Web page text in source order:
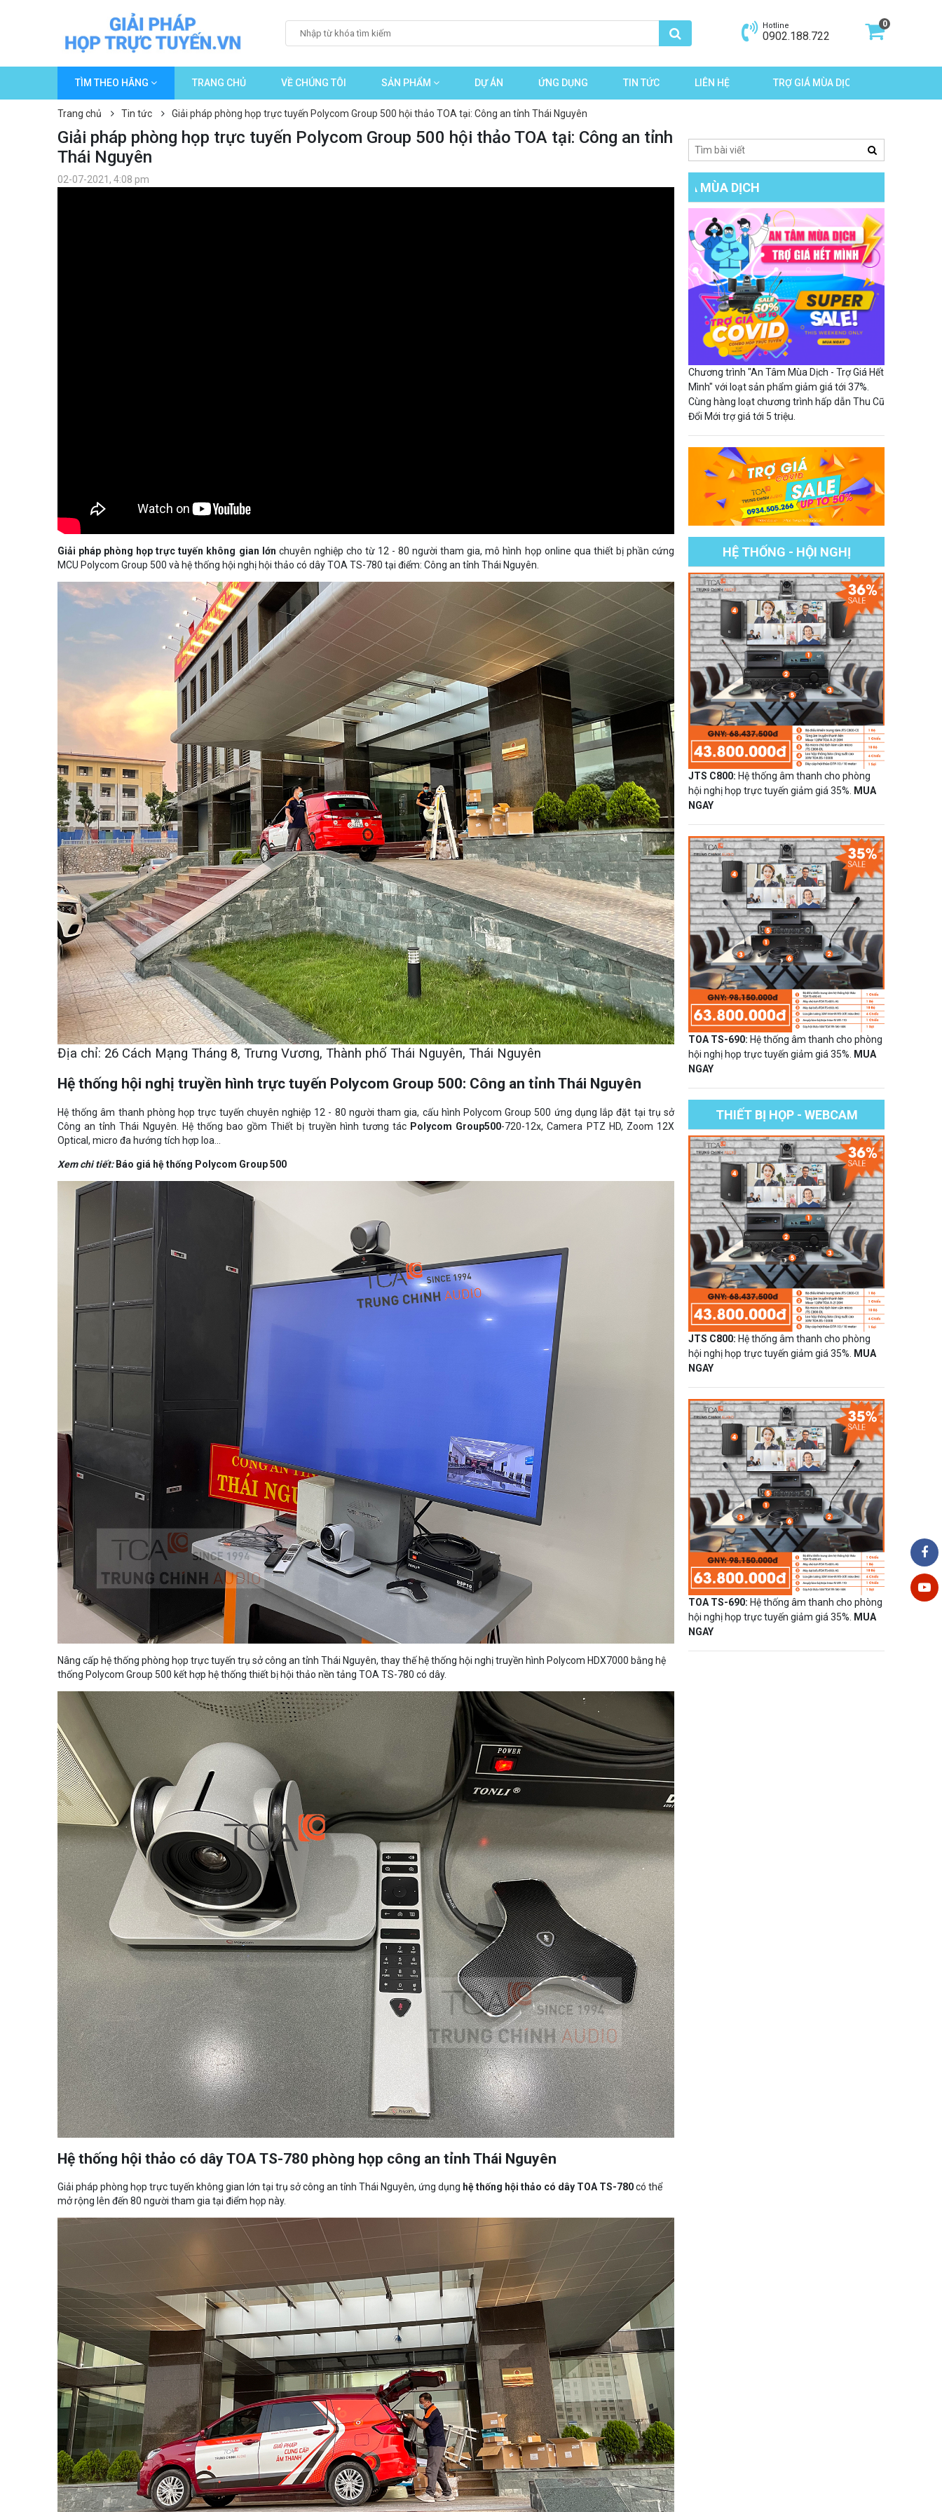
Hotline
0902.188.722
0
TÌM THEO HÃNG TRANG CHỦ VỀ CHÚNG TÔI SẢN PHẨM DỰ ÁN ỨNG DỤNG TIN TỨC LIÊN HỆ TRỢ GIÁ MÙA DỊCH
Trang chủ Tin tức Giải pháp phòng họp trực tuyến Polycom Group 500 hội thảo TOA tại: Công an tỉnh Thái Nguyên
Giải pháp phòng họp trực tuyến Polycom Group 500 hội thảo TOA tại: Công an tỉnh
Thái Nguyên
02-07-2021, 4:08 pm
Giải pháp phòng họp trực tuyến không gian lớn chuyên nghiệp cho từ 12 - 80 người tham gia, mô hình họp online qua thiết bị phần cứng
MCU Polycom Group 500 và hệ thống hội nghị hội thảo có dây TOA TS-780 tại điểm: Công an tỉnh Thái Nguyên.
Địa chỉ: 26 Cách Mạng Tháng 8, Trưng Vương, Thành phố Thái Nguyên, Thái Nguyên
Hệ thống hội nghị truyền hình trực tuyến Polycom Group 500: Công an tỉnh Thái Nguyên
Hệ thống âm thanh phòng họp trực tuyến chuyên nghiệp 12 - 80 người tham gia, cấu hình Polycom Group 500 ứng dụng lắp đặt tại trụ sở
Công an tỉnh Thái Nguyên. Hệ thống bao gồm Thiết bị truyền hình tương tác Polycom Group500-720-12x, Camera PTZ HD, Zoom 12X
Optical, micro đa hướng tích hợp loa...
Xem chi tiết: Báo giá hệ thống Polycom Group 500
Nâng cấp hệ thống phòng họp trực tuyến trụ sở công an tỉnh Thái Nguyên, thay thế hệ thống hội nghị truyền hình Polycom HDX7000 bằng hệ
thống Polycom Group 500 kết hợp hệ thống thiết bị hội thảo nền tảng TOA TS-780 có dây.
Hệ thống hội thảo có dây TOA TS-780 phòng họp công an tỉnh Thái Nguyên
Giải pháp phòng họp trực tuyến không gian lớn tại trụ sở công an tỉnh Thái Nguyên, ứng dụng hệ thống hội thảo có dây TOA TS-780có thể
mở rộng lên đến 80 người tham gia tại điểm họp này.
Chương trình "An Tâm Mùa Dịch - Trợ Giá Hết
Mình" với loạt sản phẩm giảm giá tới 37%.
Cùng hàng loạt chương trình hấp dẫn Thu Cũ
Đổi Mới trợ giá tới 5 triệu.
HỆ THỐNG - HỘI NGHỊ
JTS C800: Hệ thống âm thanh cho phòng
hội nghị họp trực tuyến giảm giá 35%.
MUA
NGAY
TOA TS-690: Hệ thống âm thanh cho phòng
hội nghị họp trực tuyến giảm giá 35%.
MUA
NGAY
THIẾT BỊ HỌP - WEBCAM
JTS C800: Hệ thống âm thanh cho phòng
hội nghị họp trực tuyến giảm giá 35%.
MUA
NGAY
TOA TS-690: Hệ thống âm thanh cho phòng
hội nghị họp trực tuyến giảm giá 35%.
MUA
NGAY